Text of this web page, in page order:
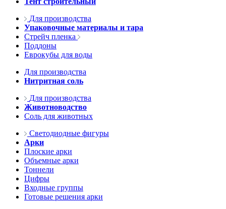
Для производства
Упаковочные материалы и тара
Стрейч пленка
Поддоны
Еврокубы для воды
Для производства
Нитритная соль
Для производства
Животноводство
Соль для животных
Светодиодные фигуры
Арки
Плоские арки
Объемные арки
Тоннели
Цифры
Входные группы
Готовые решения арки